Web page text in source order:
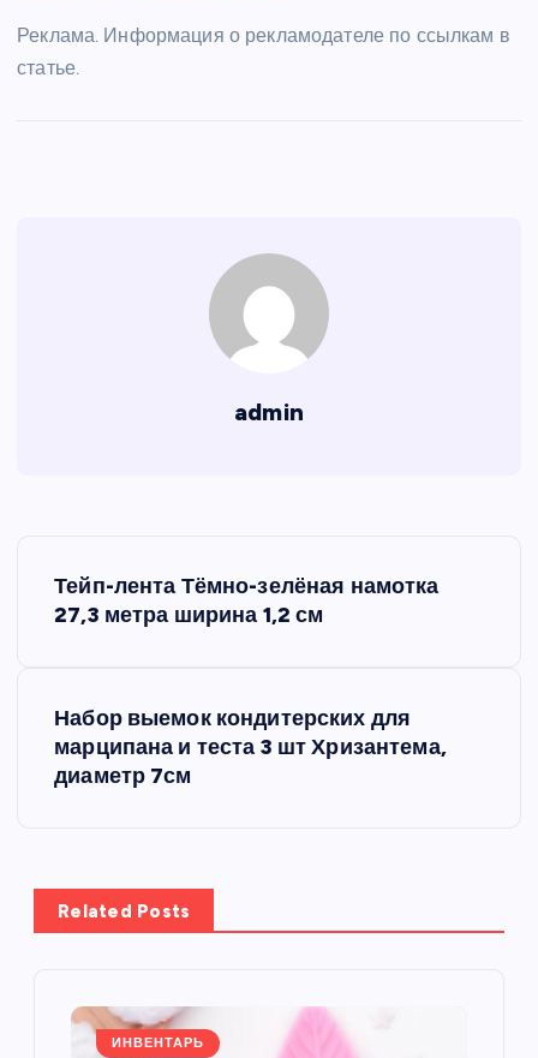
Реклама. Информация о рекламодателе по ссылкам в
статье.
admin
Тейп-лента Тёмно-зелёная намотка
27,3 метра ширина 1,2 см
Набор выемок кондитерских для
марципана и теста 3 шт Хризантема,
диаметр 7см
Related Posts
ИНВЕНТАРЬ